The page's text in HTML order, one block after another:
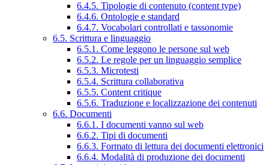
6.4.5. Tipologie di contenuto (content type)
6.4.6. Ontologie e standard
6.4.7. Vocabolari controllati e tassonomie
6.5. Scrittura e linguaggio
6.5.1. Come leggono le persone sul web
6.5.2. Le regole per un linguaggio semplice
6.5.3. Microtesti
6.5.4. Scrittura collaborativa
6.5.5. Content critique
6.5.6. Traduzione e localizzazione dei contenuti
6.6. Documenti
6.6.1. I documenti vanno sul web
6.6.2. Tipi di documenti
6.6.3. Formato di lettura dei documenti elettronici
6.6.4. Modalità di produzione dei documenti